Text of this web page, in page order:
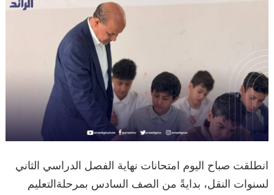
انطلقت صباح اليوم امتحانات نهاية الفصل الدراسي الثاني
لسنوات النقل، بدايةً من الصف السادس بمرحلةالتعليم